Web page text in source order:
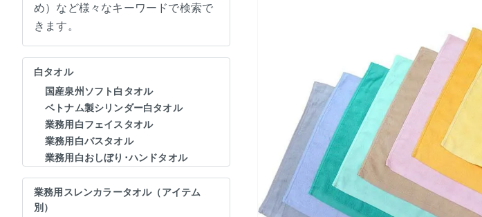
め）など様々なキーワードで検索で
きます。
白タオル
国産泉州ソフト白タオル
ベトナム製シリンダー白タオル
業務用白フェイスタオル
業務用白バスタオル
業務用白おしぼり･ハンドタオル
業務用スレンカラータオル（アイテム
別）